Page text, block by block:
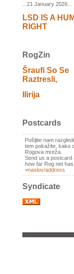
...21 January 2026...
LSD IS A
RIGHT
RogZin
Šraufi So Se
Raztresli,
Ilirija
Postcards
Pošljite nam
tem pokažite, kako
Rogova mreža.
Send us a postcard
how far Rog net has
>naslov/address
Syndicate